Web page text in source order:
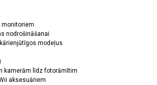
monitoriem
nodrošināšanai
modeļus
kamerām līdz fotorāmītim
aksesuāriem